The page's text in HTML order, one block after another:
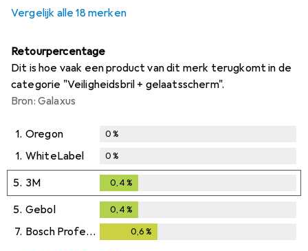
Vergelijk alle 18 merken
Retourpercentage
Dit is hoe vaak een product van dit merk terugkomt in de
categorie "Veiligheidsbril + gelaatsscherm".
Bron: Galaxus
1. Oregon 0%
1. WhiteLabel 0%
5. 3M 0,4 %
5. Gebol 0,4 %
7. Bosch Professional 0,6 %